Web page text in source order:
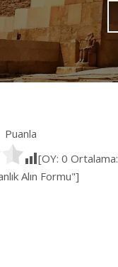
Puanla
[OY: 0 Ortalama:
Alın Formu"]